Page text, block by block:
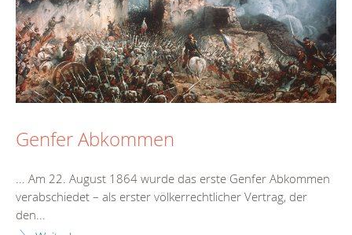
Genfer Abkommen
... Am 22. August 1864 wurde das erste Genfer Abkommen
verabschiedet – als erster völkerrechtlicher Vertrag, der
den...